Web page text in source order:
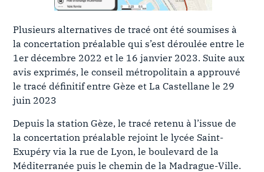
Plusieurs alternatives de tracé ont été soumises à
la concertation préalable qui s’est déroulée entre le
1er décembre 2022 et le 16 janvier 2023. Suite aux
avis exprimés, le conseil métropolitain a approuvé
le tracé définitif entre Gèze et La Castellane le 29
juin 2023
Depuis la station Gèze, le tracé retenu à l’issue de
la concertation préalable rejoint le lycée Saint-
Exupéry via la rue de Lyon, le boulevard de la
Méditerranée puis le chemin de la Madrague-Ville.